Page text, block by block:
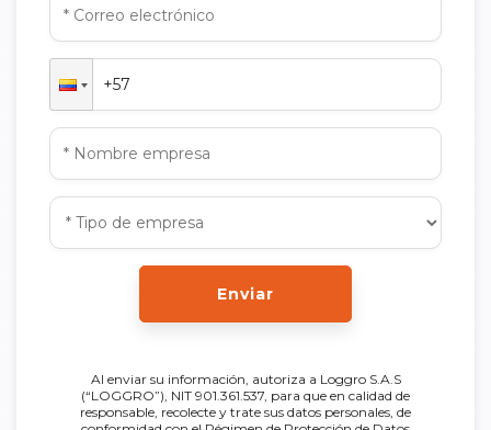
Enviar
Al enviar su información, autoriza a Loggro S.A.S
(“LOGGRO”), NIT 901.361.537, para que en calidad de
responsable, recolecte y trate sus datos personales, de